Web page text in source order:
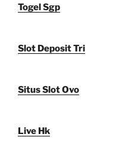
Togel Sgp
Slot Deposit Tri
Situs Slot Ovo
Live Hk